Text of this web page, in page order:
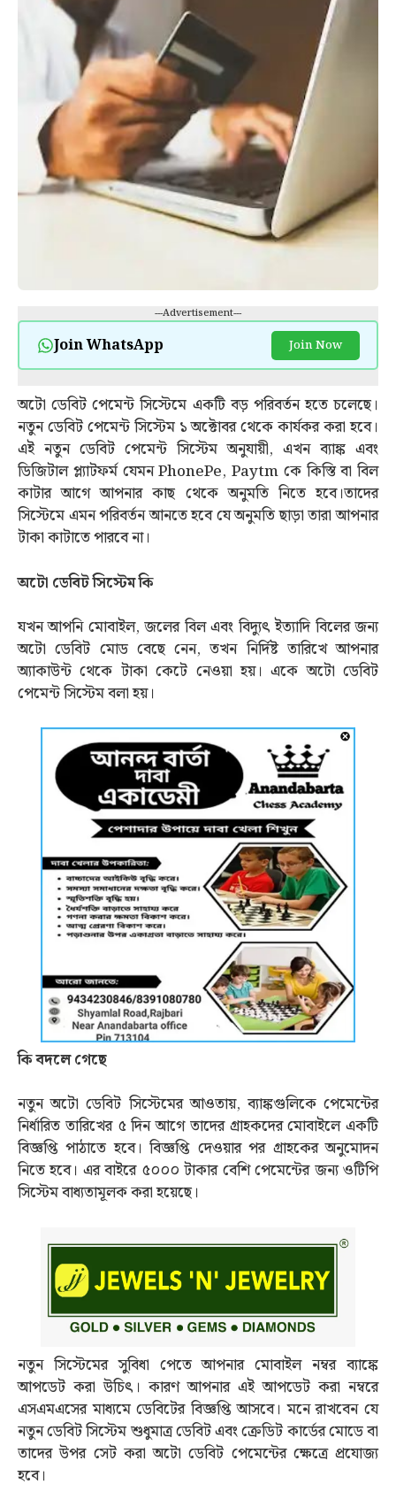
---Advertisement---
Join WhatsApp Join Now
অটো ডেবিট পেমেন্ট সিস্টেমে একটি বড় পরিবর্তন হতে চলেছে।
নতুন ডেবিট পেমেন্ট সিস্টেম ১ অক্টোবর থেকে কার্যকর করা হবে।
এই নতুন ডেবিট পেমেন্ট সিস্টেম অনুযায়ী, এখন ব্যাঙ্ক এবং
ডিজিটাল প্ল্যাটফর্ম যেমন PhonePe, Paytm কে কিস্তি বা বিল
কাটার আগে আপনার কাছ থেকে অনুমতি নিতে হবে।তাদের
সিস্টেমে এমন পরিবর্তন আনতে হবে যে অনুমতি ছাড়া তারা আপনার
টাকা কাটাতে পারবে না।
অটো ডেবিট সিস্টেম কি
যখন আপনি মোবাইল, জলের বিল এবং বিদ্যুত্‍ ইত্যাদি বিলের জন্য
অটো ডেবিট মোড বেছে নেন, তখন নির্দিষ্ট তারিখে আপনার
অ্যাকাউন্ট থেকে টাকা কেটে নেওয়া হয়। একে অটো ডেবিট
পেমেন্ট সিস্টেম বলা হয়।
কি বদলে গেছে
নতুন অটো ডেবিট সিস্টেমের আওতায়, ব্যাঙ্কগুলিকে পেমেন্টের
নির্ধারিত তারিখের ৫ দিন আগে তাদের গ্রাহকদের মোবাইলে একটি
বিজ্ঞপ্তি পাঠাতে হবে। বিজ্ঞপ্তি দেওয়ার পর গ্রাহকের অনুমোদন
নিতে হবে। এর বাইরে ৫০০০ টাকার বেশি পেমেন্টের জন্য ওটিপি
সিস্টেম বাধ্যতামূলক করা হয়েছে।
নতুন সিস্টেমের সুবিধা পেতে আপনার মোবাইল নম্বর ব্যাঙ্কে
আপডেট করা উচিত্‍। কারণ আপনার এই আপডেট করা নম্বরে
এসএমএসের মাধ্যমে ডেবিটের বিজ্ঞপ্তি আসবে। মনে রাখবেন যে
নতুন ডেবিট সিস্টেম শুধুমাত্র ডেবিট এবং ক্রেডিট কার্ডের মোডে বা
তাদের উপর সেট করা অটো ডেবিট পেমেন্টের ক্ষেত্রে প্রযোজ্য
হবে।